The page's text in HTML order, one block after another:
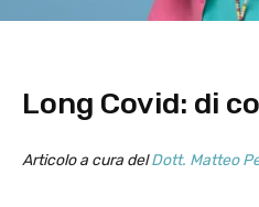
Long Covid: di
Articolo a cura delDott. Matteo